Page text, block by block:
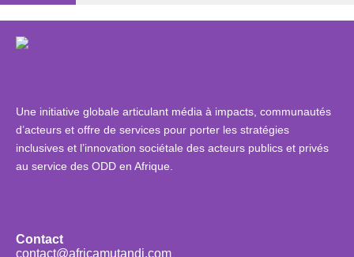
Une initiative globale articulant média à impacts, communautés
d’acteurs et offre de services pour porter les stratégies
inclusives et l’innovation sociétale des acteurs publics et privés
au service des ODD en Afrique.
Contact
contact@africamutandi.com